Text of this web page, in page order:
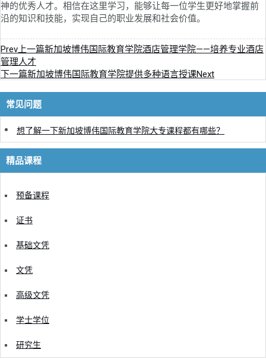
神的优秀人才。相信在这里学习，能够让每一位学生更好地掌握前
沿的知识和技能，实现自己的职业发展和社会价值。
Prev上一篇新加坡博伟国际教育学院酒店管理学院——培养专业酒店
管理人才
下一篇新加坡博伟国际教育学院提供多种语言授课Next
常见问题
想了解一下新加坡博伟国际教育学院大专课程都有哪些？
精品课程
预备课程
证书
基础文凭
文凭
高级文凭
学士学位
研究生